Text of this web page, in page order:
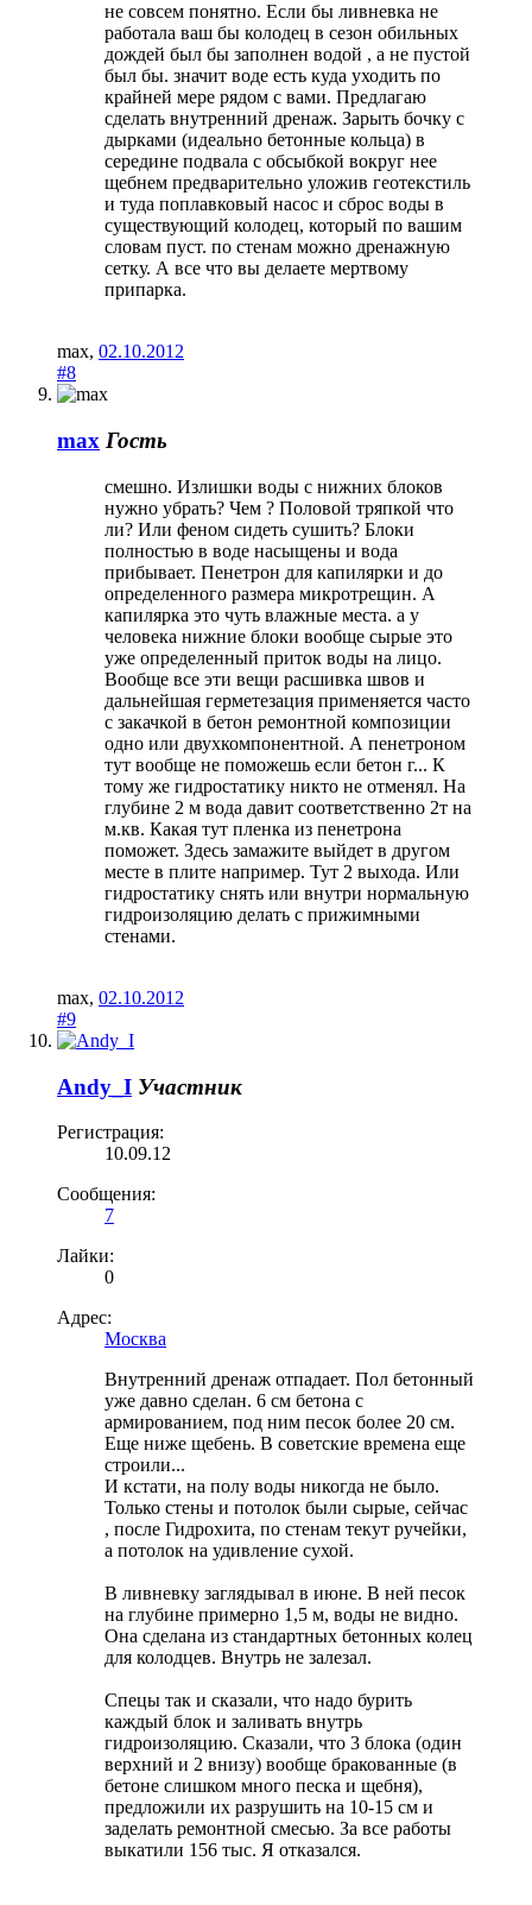
не совсем понятно. Если бы ливневка не
работала ваш бы колодец в сезон обильных
дождей был бы заполнен водой , а не пустой
был бы. значит воде есть куда уходить по
крайней мере рядом с вами. Предлагаю
сделать внутренний дренаж. Зарыть бочку с
дырками (идеально бетонные кольца) в
середине подвала с обсыбкой вокруг нее
щебнем предварительно уложив геотекстиль
и туда поплавковый насос и сброс воды в
существующий колодец, который по вашим
словам пуст. по стенам можно дренажную
сетку. А все что вы делаете мертвому
припарка.
max, 02.10.2012
#8
max Гость
смешно. Излишки воды с нижних блоков
нужно убрать? Чем ? Половой тряпкой что
ли? Или феном сидеть сушить? Блоки
полностью в воде насыщены и вода
прибывает. Пенетрон для капилярки и до
определенного размера микротрещин. А
капилярка это чуть влажные места. а у
человека нижние блоки вообще сырые это
уже определенный приток воды на лицо.
Вообще все эти вещи расшивка швов и
дальнейшая герметезация применяется часто
с закачкой в бетон ремонтной композиции
одно или двухкомпонентной. А пенетроном
тут вообще не поможешь если бетон г... К
тому же гидростатику никто не отменял. На
глубине 2 м вода давит соответственно 2т на
м.кв. Какая тут пленка из пенетрона
поможет. Здесь замажите выйдет в другом
месте в плите например. Тут 2 выхода. Или
гидростатику снять или внутри нормальную
гидроизоляцию делать с прижимными
стенами.
max, 02.10.2012
#9
Andy_I Участник
Регистрация:
10.09.12
Сообщения:
7
Лайки:
0
Адрес:
Москва
Внутренний дренаж отпадает. Пол бетонный
уже давно сделан. 6 см бетона с
армированием, под ним песок более 20 см.
Еще ниже щебень. В советские времена еще
строили...
И кстати, на полу воды никогда не было.
Только стены и потолок были сырые, сейчас
, после Гидрохита, по стенам текут ручейки,
а потолок на удивление сухой.
В ливневку заглядывал в июне. В ней песок
на глубине примерно 1,5 м, воды не видно.
Она сделана из стандартных бетонных колец
для колодцев. Внутрь не залезал.
Спецы так и сказали, что надо бурить
каждый блок и заливать внутрь
гидроизоляцию. Сказали, что 3 блока (один
верхний и 2 внизу) вообще бракованные (в
бетоне слишком много песка и щебня),
предложили их разрушить на 10-15 см и
заделать ремонтной смесью. За все работы
выкатили 156 тыс. Я отказался.